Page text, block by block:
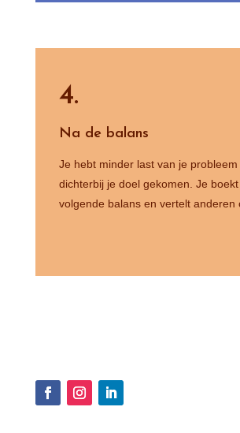
4.
Na de balans
Je hebt minder last van je
dichterbij je doel gekomen. Je boekt
volgende balans en vertelt anderen